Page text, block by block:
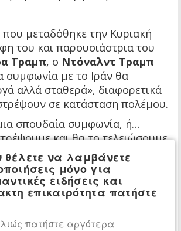
που μεταδόθηκε την Κυριακή
του και παρουσιάστρια του
Τραμπ, ο Ντόναλντ Τραμπ
συμφωνία με το Ιράν θα
αλλά σταθερά», διαφορετικά
σε κατάσταση πολέμου.
σπουδαία συμφωνία, ή…
και θα το τελειώσουμε
ανέφερε χαρακτηριστικά.
ότι δεν «βιάζεται» να κλείσει
πρόκειται να κάνεις μια καλή
θέλετε να λαμβάνετε
μόνο για
ειδήσεις και
επικαιρότητα πατήστε
πατήστε αργότερα